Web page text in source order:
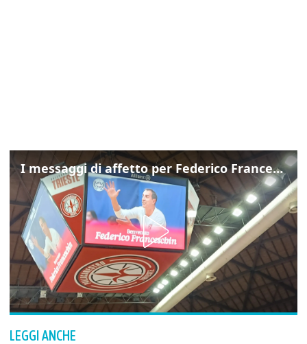
I messaggi di affetto per Federico Franceschin: così il mondo del basket gli è stato accanto fino all’ultimo
LEGGI ANCHE